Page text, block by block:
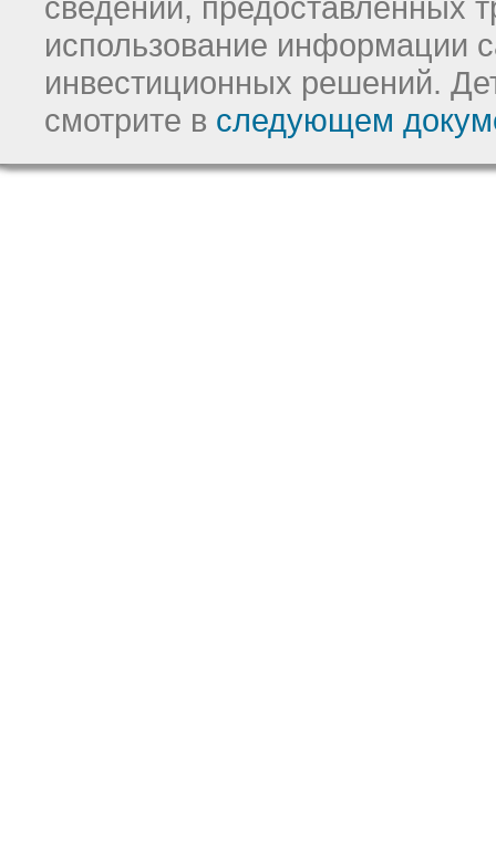
использование информации
инвестиционных решений.
смотрите в следующем